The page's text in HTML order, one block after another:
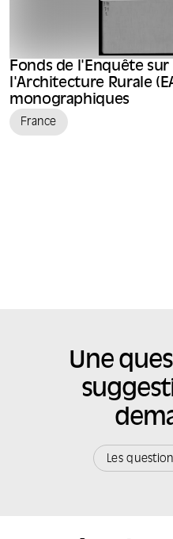
Fonds de l'Enquête sur
l'Architecture Rurale
monographiques
France
Une
Les